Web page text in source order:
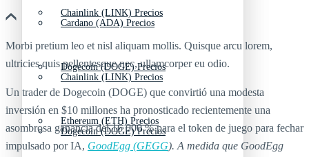
Chainlink (LINK) Precios
Dogecoin (DOGE) Precios
Ethereum (ETH) Precios
Cardano (ADA) Precios
Chainlink (LINK) Precios
Dogecoin (DOGE) Precios
Morbi pretium leo et nisl aliquam mollis. Quisque arcu lorem,
ultricies quis pellentesque nec, ullamcorper eu odio.
Un trader de Dogecoin (DOGE) que convirtió una modesta
inversión en $10 millones ha pronosticado recientemente una
asombrosa ganancia del 16 000 % para el token de juego para fechar
impulsado por IA, GoodEgg (GEGG). A medida que GoodEgg